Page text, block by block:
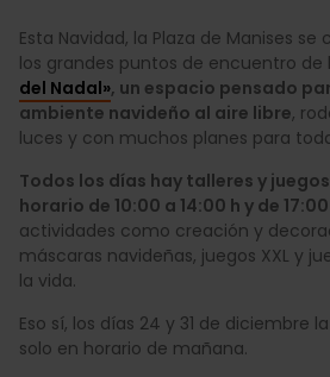
Esta Navidad, la Plaza de Manises
los grandes puntos de encuentro de
del Nadal», un espacio pensado
ambiente navideño al aire libre,
luces y con muchos planes para
Todos los días hay talleres y
horario de 10:00 a 14:00 h y de
actividades como creación y
máscaras navideñas, juegos XXL y
la vida.
Eso sí, los días 24 y 31 de diciembre
solo en horario de mañana.